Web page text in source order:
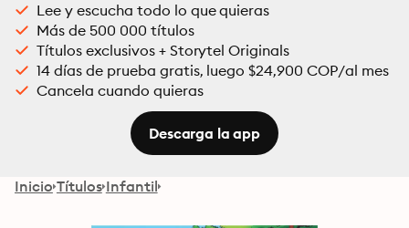
Lee y escucha todo lo que quieras
Más de 500 000 títulos
Títulos exclusivos + Storytel Originals
14 días de prueba gratis, luego $24,900 COP/al mes
Cancela cuando quieras
Descarga la app
Inicio Títulos Infantil